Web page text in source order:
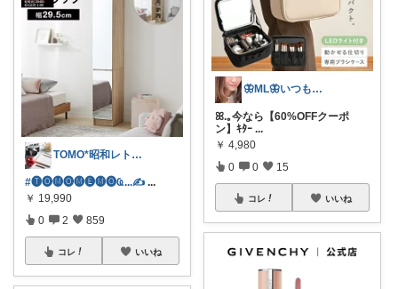
TOMO*昭和レトロ 📷🍎
#🅣🅞︎🅜🅞︎🅜🅔︎🅜🅞︎︎︎︎Ҩ...✍ ...
￥ 19,990
0 2 859
コレ いいね
🦋ML🦋いつもありがとう💓
ꕤ.｡今なら【60%OFFクーポ
ン】ｷﾀｰ ...
￥ 4,980
0 0 15
コレ いいね